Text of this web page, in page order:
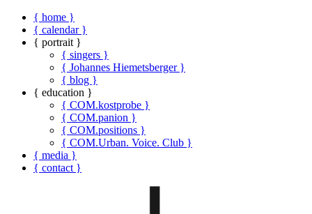
{ home }
{ calendar }
{ portrait }
{ singers }
{ Johannes Hiemetsberger }
{ blog }
{ education }
{ COM.kostprobe }
{ COM.panion }
{ COM.positions }
{ COM.Urban. Voice. Club }
{ media }
{ contact }